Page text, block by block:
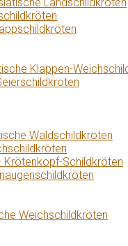
Klappen-
Waldschildkröten
Schildkröten
Weichschildkröten